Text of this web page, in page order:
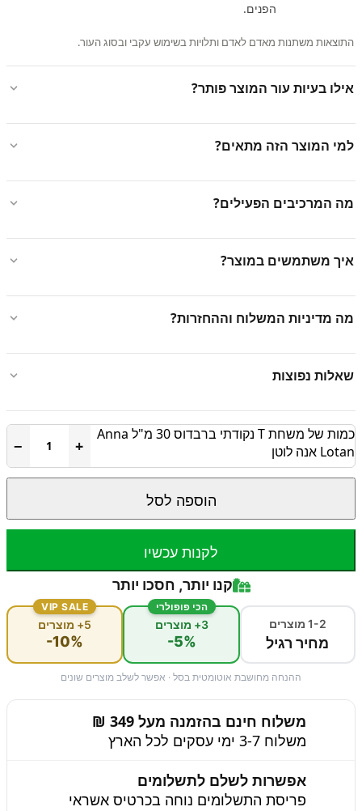
הפנים.
התוצאות משתנות מאדם לאדם ותלויות בשימוש עקבי ובסוג העור.
אילו בעיות עור המוצר פותר?
למי המוצר הזה מתאים?
מה המרכיבים הפעילים?
איך משתמשים במוצר?
מה מדיניות המשלוח וההחזרות?
שאלות נפוצות
כמות של משחת T נקודתי ברבדוס 30 מ"ל Anna
Lotan אנה לוטן
+
−
הוספה לסל
לקנות עכשיו
קנו יותר, חסכו יותר
1-2 מוצרים
מחיר רגיל
הכי פופולרי
3+ מוצרים
-5%
VIP SALE
5+ מוצרים
-10%
ההנחה מחושבת אוטומטית בסל · אפשר לשלב מוצרים שונים
משלוח חינם בהזמנה מעל 349 ₪
משלוח 3-7 ימי עסקים לכל הארץ
אפשרות לשלם לתשלומים
פריסת התשלומים נוחה בכרטיס אשראי